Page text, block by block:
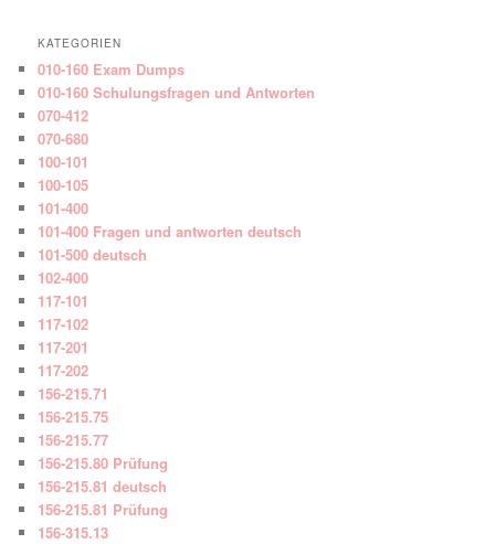
KATEGORIEN
010-160 Exam Dumps
010-160 Schulungsfragen und Antworten
070-412
070-680
100-101
100-105
101-400
101-400 Fragen und antworten deutsch
101-500 deutsch
102-400
117-101
117-102
117-201
117-202
156-215.71
156-215.75
156-215.77
156-215.80 Prüfung
156-215.81 deutsch
156-215.81 Prüfung
156-315.13